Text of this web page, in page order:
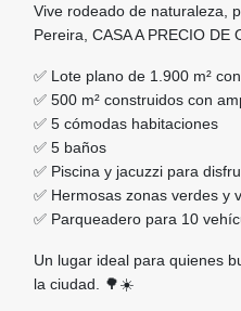
Vive rodeado de naturaleza,
Pereira, CASA A PRECIO DE
✅ Lote plano de 1.900 m²
✅ 500 m² construidos con
✅ 5 cómodas habitaciones
✅ 5 baños
✅ Piscina y jacuzzi para
✅ Hermosas zonas verdes y
✅ Parqueadero para 10
Un lugar ideal para quienes
la ciudad. 🌳☀️